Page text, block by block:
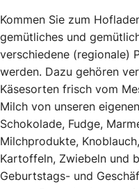
Kommen Sie zum
gemütliches und
verschiedene (regionale)
werden. Dazu gehören
Käsesorten frisch vom
Milch von unseren
Schokolade, Fudge,
Milchprodukte,
Kartoffeln, Zwiebeln und
Geburtstags- und